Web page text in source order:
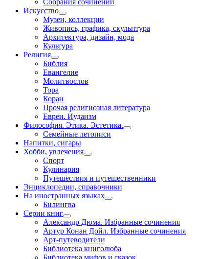
Искусство
Музеи, коллекции
Живопись, графика, скульптура
Архитектура, дизайн, мода
Культура
Религия
Библия
Евангелие
Молитвослов
Тора
Коран
Прочая религиозная литература
Евреи. Иудаизм
Философия. Этика. Эстетика.
Семейные летописи
Напитки, сигары
Хобби, увлечения
Спорт
Кулинария
Путешествия и путешественники
Энциклопедии, справочники
На иностранных языках
Билингва
Серии книг
Александр Дюма. Избранные сочинения
Артур Конан Дойл. Избранные сочинения
Арт-путеводители
Библиотека книголюба
Библиотека мифов и сказок